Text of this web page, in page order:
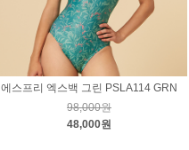
에스프리 엑스백 그린 PSLA114 GRN
98,000원
48,000원